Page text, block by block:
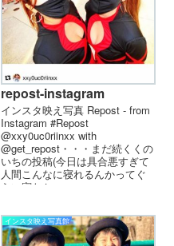
repost-instagram
インスタ映え写真 Repost - from
Instagram #Repost
@xxy0uc0riinxx with
@get_repost・・・まだ続くくの
いちの投稿(今日は具合悪すぎて
人間こんなに寝れるんかってぐ
らい寝たか...
インスタ映え写真館